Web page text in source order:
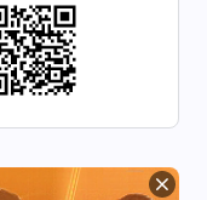
Ep. 153: